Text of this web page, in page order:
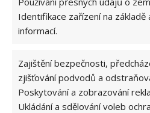
Identifikace zařízení na základě
informací.
Zajištění bezpečnosti,
zjišťování podvodů a
Poskytování a zobrazování
Ukládání a sdělování voleb
Přidejte svůj názor
KOMENTOVAT